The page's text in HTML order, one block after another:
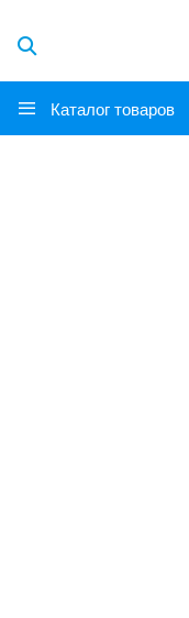
Каталог товаров